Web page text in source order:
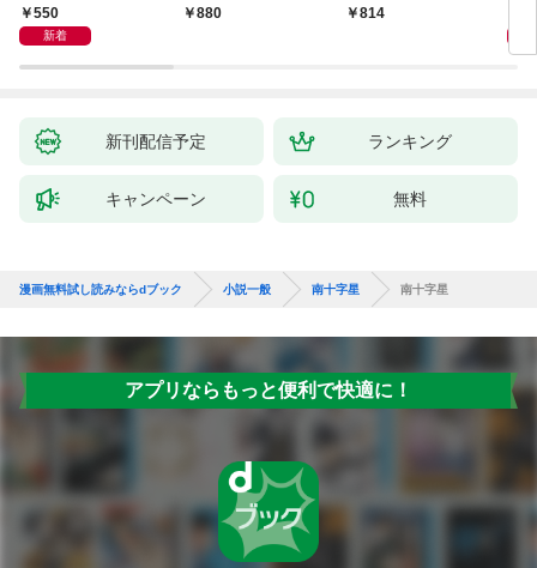
550
新着
聞（1）～
880 814
新刊配信予定 ランキング
キャンペーン 無料
漫画無料試し読みならdブック 小説一般 南十字星 南十字星
アプリならもっと便利で快適に！